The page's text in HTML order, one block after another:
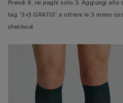
Prendi 6, ne paghi solo 3. Aggiungi
tag "3+3 GRATIS" e ottieni le 3 meno
checkout